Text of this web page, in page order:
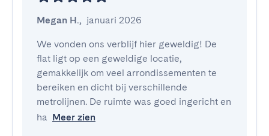
Megan H., januari 2026
We vonden ons verblijf hier geweldig! De
flat ligt op een geweldige locatie,
gemakkelijk om veel arrondissementen te
bereiken en dicht bij verschillende
metrolijnen. De ruimte was goed ingericht en
ha Meer zien